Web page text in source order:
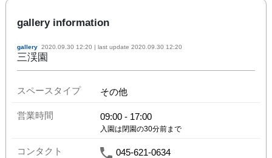
gallery information
gallery 2020.09.30 12:20 | last update 2020.09.30 12:20
三渓園
スペースタイプ その他
営業時間 09:00- 17:00
入園は閉園の30分前まで
コンタクト 045-621-0634